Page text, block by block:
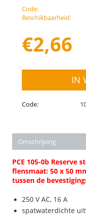
Code:
Beschikbaarheid:
€2,66
IN
Code:
Omschrijving
PCE 105-0b Reserve
flensmaat: 50 x 50
tussen de
250 V AC, 16 A
spatwaterdichte